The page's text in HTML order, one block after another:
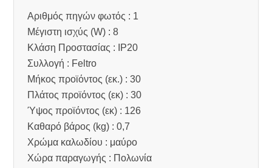
Αριθμός πηγών φωτός : 1
Μέγιστη ισχύς (W) : 8
Κλάση Προστασίας : IP20
Συλλογή : Feltro
Μήκος προϊόντος (εκ.) : 30
Πλάτος προϊόντος (εκ) : 30
Ύψος προϊόντος (εκ) : 126
Καθαρό βάρος (kg) : 0,7
Χρώμα καλωδίου : μαύρο
Χώρα παραγωγής : Πολωνία